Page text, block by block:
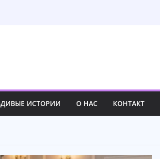
ИСТОРИИ О НАС КОНТАКТ